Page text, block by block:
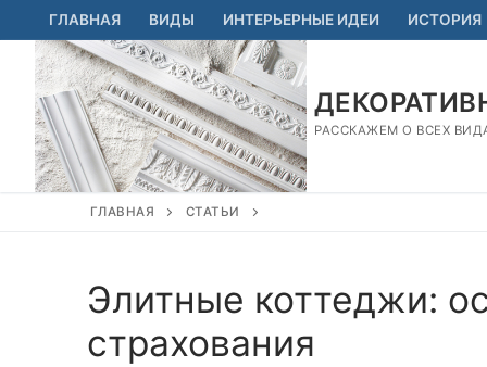
Перейти
к
содержимому
ГЛАВНАЯ ВИДЫ ИНТЕРЬЕРНЫЕ ИДЕИ ИСТОРИЯ
РАССКАЖЕМ О ВСЕХ
ГЛАВНАЯ СТАТЬИ
Элитные коттеджи:
страхования